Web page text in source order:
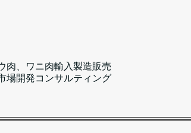
肉、ワニ肉輸入製造販売
場開発コンサルティング